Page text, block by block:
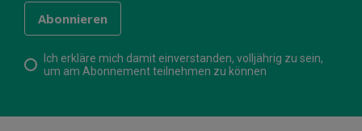
Ich erkläre mich damit einverstanden, volljährig zu sein,
um am Abonnement teilnehmen zu können